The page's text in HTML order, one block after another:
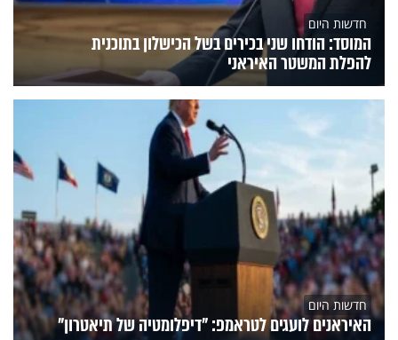
חדשות היום
המוסד: הודחו שני בכירים בשל הכישלון בתוכנית
להפלת המשטר האיראני
חדשות היום
האיראנים לועגים לטראמפ: "דיפלומטיה של תיאטרון"